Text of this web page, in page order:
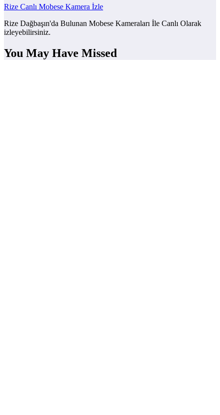
Rize Canlı Mobese Kamera İzle
Rize Dağbaşın'da Bulunan Mobese Kameraları İle Canlı Olarak
izleyebilirsiniz.
You May Have Missed